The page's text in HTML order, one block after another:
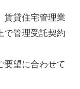
賃貸住宅管理業
で管理受託契約
要望に合わせて